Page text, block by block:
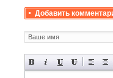
Добавить